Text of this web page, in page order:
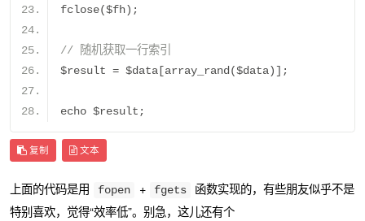
fclose($fh);
// 随机获取一行索引
$result = $data[array_rand($data)];
echo $result;
复制 文本
上面的代码是用 fopen + fgets
函数实现的，有些朋友似乎不是
特别喜欢，觉得“效率低”。别急，这儿还有个